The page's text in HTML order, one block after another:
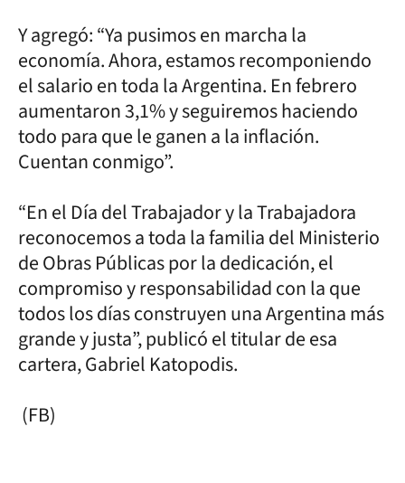
Y agregó: “Ya pusimos en marcha la
economía. Ahora, estamos recomponiendo
el salario en toda la Argentina. En febrero
aumentaron 3,1% y seguiremos haciendo
todo para que le ganen a la inflación.
Cuentan conmigo”.
“En el Día del Trabajador y la Trabajadora
reconocemos a toda la familia del Ministerio
de Obras Públicas por la dedicación, el
compromiso y responsabilidad con la que
todos los días construyen una Argentina más
grande y justa”, publicó el titular de esa
cartera, Gabriel Katopodis.
(FB)